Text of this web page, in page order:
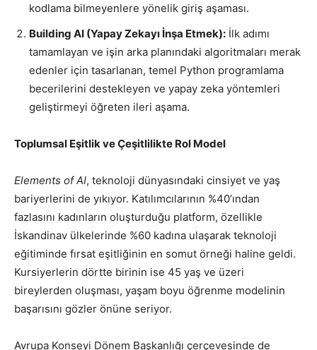
kodlama bilmeyenlere yönelik giriş aşaması.
Building AI (Yapay Zekayı İnşa Etmek): İlk adımı
tamamlayan ve işin arka planındaki algoritmaları merak
edenler için tasarlanan, temel Python programlama
becerilerini destekleyen ve yapay zeka yöntemleri
geliştirmeyi öğreten ileri aşama.
Toplumsal Eşitlik ve Çeşitlilikte Rol Model
Elements of AI, teknoloji dünyasındaki cinsiyet ve yaş
bariyerlerini de yıkıyor. Katılımcılarının %40’ından
fazlasını kadınların oluşturduğu platform, özellikle
İskandinav ülkelerinde %60 kadına ulaşarak teknoloji
eğitiminde fırsat eşitliğinin en somut örneği haline geldi.
Kursiyerlerin dörtte birinin ise 45 yaş ve üzeri
bireylerden oluşması, yaşam boyu öğrenme modelinin
başarısını gözler önüne seriyor.
Avrupa Konseyi Dönem Başkanlığı çerçevesinde de